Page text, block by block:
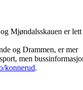
Mjøndalsskauen er lett
og Drammen, er mer
men
konnerud.